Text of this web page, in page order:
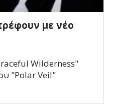
με νέο
Wilderness"
"Polar Veil"